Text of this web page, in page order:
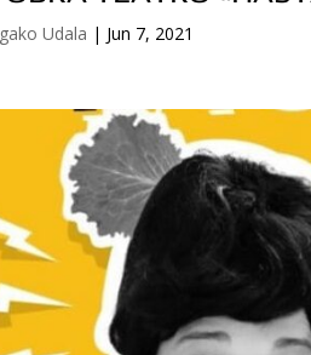
Udala | Jun 7, 2021